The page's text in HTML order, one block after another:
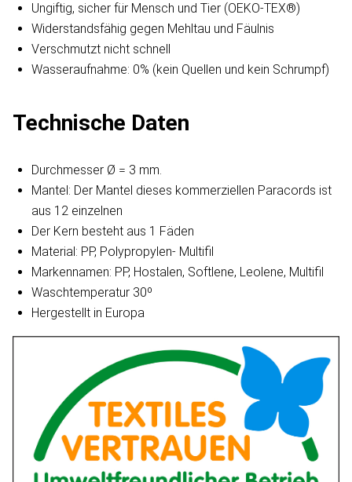
Ungiftig, sicher für Mensch und Tier (OEKO-TEX®)
Widerstandsfähig gegen Mehltau und Fäulnis
Verschmutzt nicht schnell
Wasseraufnahme: 0% (kein Quellen und kein Schrumpf)
Technische Daten
Durchmesser Ø = 3 mm.
Mantel: Der Mantel dieses kommerziellen Paracords ist
aus 12 einzelnen
Der Kern besteht aus 1 Fäden
Material: PP, Polypropylen- Multifil
Markennamen: PP, Hostalen, Softlene, Leolene, Multifil
Waschtemperatur 30º
Hergestellt in Europa